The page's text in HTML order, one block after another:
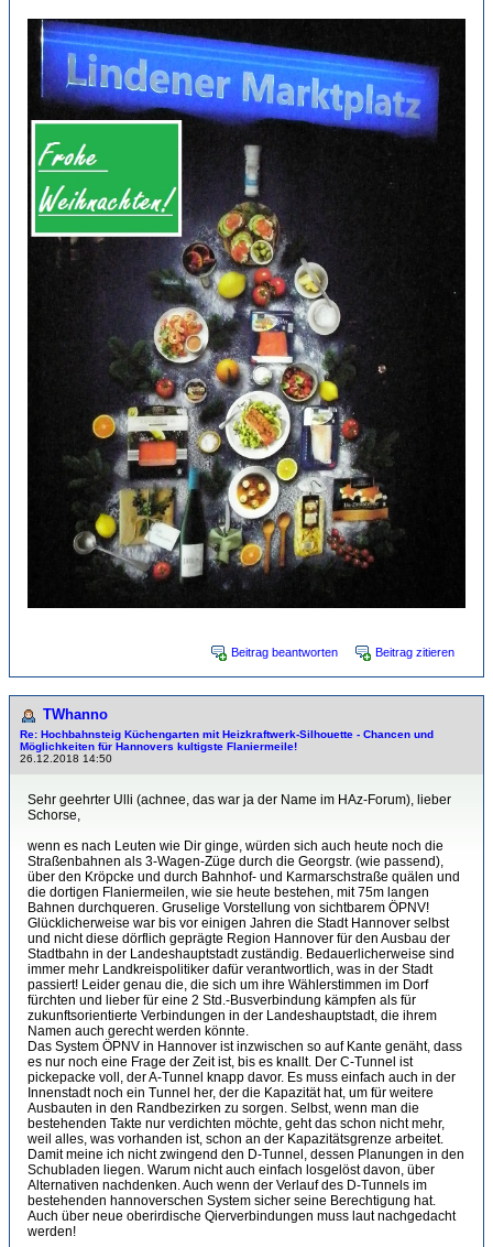
Beitrag beantworten Beitrag zitieren
TWhanno
Re: Hochbahnsteig Küchengarten mit Heizkraftwerk-Sil­hou­et­te - Chancen und
Möglichkeiten für Hannovers kultigste Flaniermeile!
26.12.2018 14:50
Sehr geehrter Ulli (achnee, das war ja der Name im HAz-Forum), lieber
Schorse,
wenn es nach Leuten wie Dir ginge, würden sich auch heute noch die
Straßenbahnen als 3-Wagen-Züge durch die Georgstr. (wie passend),
über den Kröpcke und durch Bahnhof- und Karmarschstraße quälen und
die dortigen Flaniermeilen, wie sie heute bestehen, mit 75m langen
Bahnen durchqueren. Gruselige Vorstellung von sichtbarem ÖPNV!
Glücklicherweise war bis vor einigen Jahren die Stadt Hannover selbst
und nicht diese dörflich geprägte Region Hannover für den Ausbau der
Stadtbahn in der Landeshauptstadt zuständig. Bedauerlicherweise sind
immer mehr Landkreispolitiker dafür verantwortlich, was in der Stadt
passiert! Leider genau die, die sich um ihre Wählerstimmen im Dorf
fürchten und lieber für eine 2 Std.-Busverbindung kämpfen als für
zukunftsorientierte Verbindungen in der Landeshauptstadt, die ihrem
Namen auch gerecht werden könnte.
Das System ÖPNV in Hannover ist inzwischen so auf Kante genäht, dass
es nur noch eine Frage der Zeit ist, bis es knallt. Der C-Tunnel ist
pickepacke voll, der A-Tunnel knapp davor. Es muss einfach auch in der
Innenstadt noch ein Tunnel her, der die Kapazität hat, um für weitere
Ausbauten in den Randbezirken zu sorgen. Selbst, wenn man die
bestehenden Takte nur verdichten möchte, geht das schon nicht mehr,
weil alles, was vorhanden ist, schon an der Kapazitätsgrenze arbeitet.
Damit meine ich nicht zwingend den D-Tunnel, dessen Planungen in den
Schubladen liegen. Warum nicht auch einfach losgelöst davon, über
Alternativen nachdenken. Auch wenn der Verlauf des D-Tunnels im
bestehenden hannoverschen System sicher seine Berechtigung hat.
Auch über neue oberirdische Qierverbindungen muss laut nachgedacht
werden!